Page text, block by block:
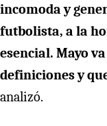
incomoda y
futbolista, a la
esencial. Mayo
definiciones y
analizó.